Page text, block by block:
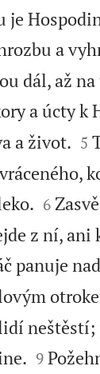
je
a
dál, až
a úcty k
a život. 

5


6
z ní, ani
panuje
neštěstí;


9